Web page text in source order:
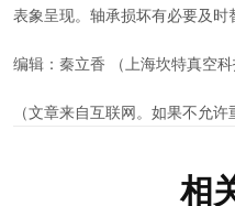
表象呈现。轴承损坏有必要及时
编辑：秦立香 （上海坎特真空科
（文章来自互联网。如果不允
相